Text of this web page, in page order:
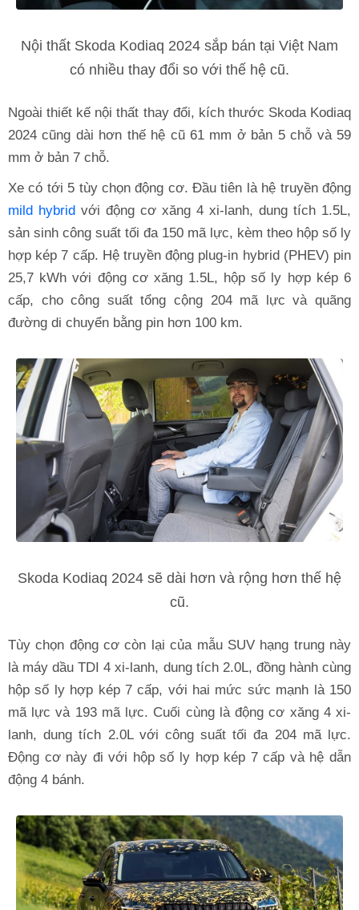
Nội thất Skoda Kodiaq 2024 sắp bán tại Việt Nam
có nhiều thay đổi so với thế hệ cũ.
Ngoài thiết kế nội thất thay đổi, kích thước Skoda Kodiaq
2024 cũng dài hơn thế hệ cũ 61 mm ở bản 5 chỗ và 59
mm ở bản 7 chỗ.
Xe có tới 5 tùy chọn động cơ. Đầu tiên là hệ truyền động
mild hybrid với động cơ xăng 4 xi-lanh, dung tích 1.5L,
sản sinh công suất tối đa 150 mã lực, kèm theo hộp số ly
hợp kép 7 cấp. Hệ truyền động plug-in hybrid (PHEV) pin
25,7 kWh với động cơ xăng 1.5L, hộp số ly hợp kép 6
cấp, cho công suất tổng cộng 204 mã lực và quãng
đường di chuyển bằng pin hơn 100 km.
Skoda Kodiaq 2024 sẽ dài hơn và rộng hơn thế hệ
cũ.
Tùy chọn động cơ còn lại của mẫu SUV hạng trung này
là máy dầu TDI 4 xi-lanh, dung tích 2.0L, đồng hành cùng
hộp số ly hợp kép 7 cấp, với hai mức sức mạnh là 150
mã lực và 193 mã lực. Cuối cùng là động cơ xăng 4 xi-
lanh, dung tích 2.0L với công suất tối đa 204 mã lực.
Động cơ này đi với hộp số ly hợp kép 7 cấp và hệ dẫn
động 4 bánh.